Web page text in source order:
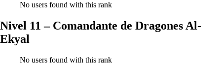
No users found with this rank
Nivel 11 – Comandante de Dragones Al-
Ekyal
No users found with this rank